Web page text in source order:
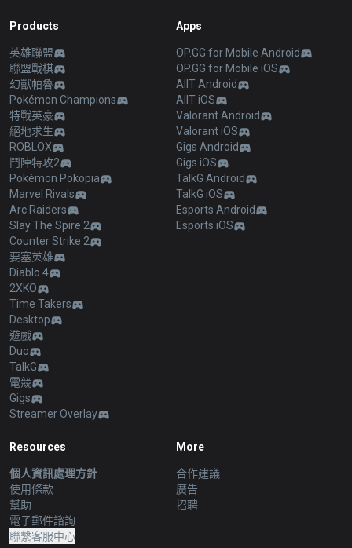
Products
英雄聯盟
聯盟戰棋
幻獸帕魯
Pokémon Champions
特戰英豪
絕地求生
ROBLOX
鬥陣特攻2
Pokémon Pokopia
Marvel Rivals
Arc Raiders
Slay The Spire 2
Counter Strike 2
要塞英雄
Diablo 4
2XKO
Time Takers
Desktop
遊戲
Duo
TalkG
電競
Gigs
Streamer Overlay
Apps
OP.GG for Mobile Android
OP.GG for Mobile iOS
AllT Android
AllT iOS
Valorant Android
Valorant iOS
Gigs Android
Gigs iOS
TalkG Android
TalkG iOS
Esports Android
Esports iOS
Resources
個人資訊處理方針
使用條款
幫助
電子郵件諮詢
聯繫客服中心
More
合作建議
廣告
招聘